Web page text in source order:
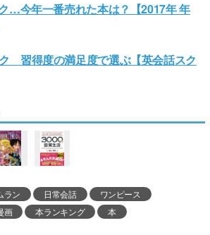
…今年一番売れた本は？【2017年 年
習得度の満足度で選ぶ【英会話スク
ラン 日常会話
ワンピース
画 本ランキング 本